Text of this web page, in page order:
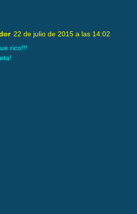
22 de julio de 2015 a las 14:02
rico!!!